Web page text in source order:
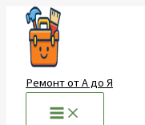
Перейти
содержимому
Ремонт от А до Я